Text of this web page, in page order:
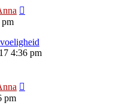
pm
4:36 pm
pm